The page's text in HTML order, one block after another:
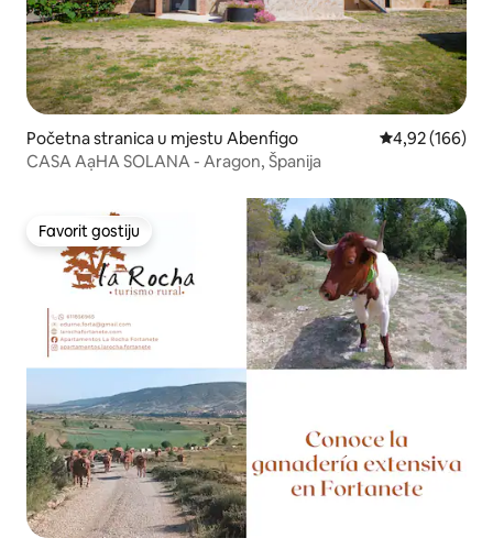
Početna stranica u mjestu Abenfigo prosječna
4,92 (166)
CASA AạHA SOLANA - Aragon, Španija
Favorit gostiju
Favorit gostiju